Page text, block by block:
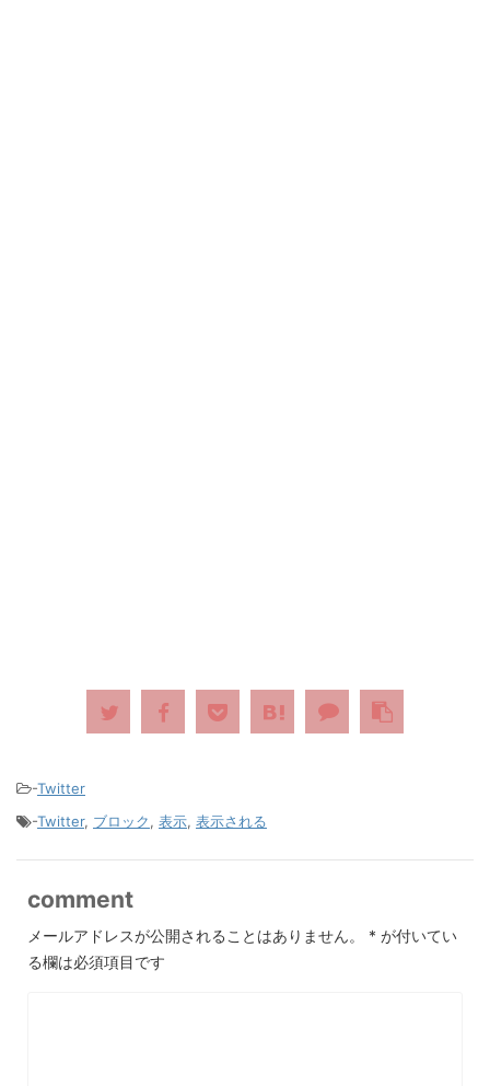
-Twitter
-Twitter, ブロック, 表示, 表示される
comment
メールアドレスが公開されることはありません。 * が付いてい
る欄は必須項目です